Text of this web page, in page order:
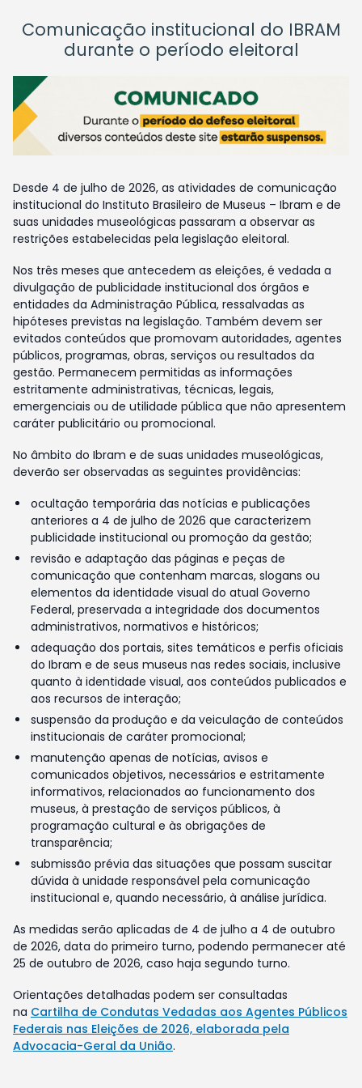
Comunicação institucional do IBRAM
durante o período eleitoral
Desde 4 de julho de 2026, as atividades de comunicação
institucional do Instituto Brasileiro de Museus – Ibram e de
suas unidades museológicas passaram a observar as
restrições estabelecidas pela legislação eleitoral.
Nos três meses que antecedem as eleições, é vedada a
divulgação de publicidade institucional dos órgãos e
entidades da Administração Pública, ressalvadas as
hipóteses previstas na legislação. Também devem ser
evitados conteúdos que promovam autoridades, agentes
públicos, programas, obras, serviços ou resultados da
gestão. Permanecem permitidas as informações
estritamente administrativas, técnicas, legais,
emergenciais ou de utilidade pública que não apresentem
caráter publicitário ou promocional.
No âmbito do Ibram e de suas unidades museológicas,
deverão ser observadas as seguintes providências:
ocultação temporária das notícias e publicações
anteriores a 4 de julho de 2026 que caracterizem
publicidade institucional ou promoção da gestão;
revisão e adaptação das páginas e peças de
comunicação que contenham marcas, slogans ou
elementos da identidade visual do atual Governo
Federal, preservada a integridade dos documentos
administrativos, normativos e históricos;
adequação dos portais, sites temáticos e perfis oficiais
do Ibram e de seus museus nas redes sociais, inclusive
quanto à identidade visual, aos conteúdos publicados e
aos recursos de interação;
suspensão da produção e da veiculação de conteúdos
institucionais de caráter promocional;
manutenção apenas de notícias, avisos e
comunicados objetivos, necessários e estritamente
informativos, relacionados ao funcionamento dos
museus, à prestação de serviços públicos, à
programação cultural e às obrigações de
transparência;
submissão prévia das situações que possam suscitar
dúvida à unidade responsável pela comunicação
institucional e, quando necessário, à análise jurídica.
As medidas serão aplicadas de 4 de julho a 4 de outubro
de 2026, data do primeiro turno, podendo permanecer até
25 de outubro de 2026, caso haja segundo turno.
Orientações detalhadas podem ser consultadas
na Cartilha de Condutas Vedadas aos Agentes Públicos
Federais nas Eleições de 2026, elaborada pela
Advocacia-Geral da União.